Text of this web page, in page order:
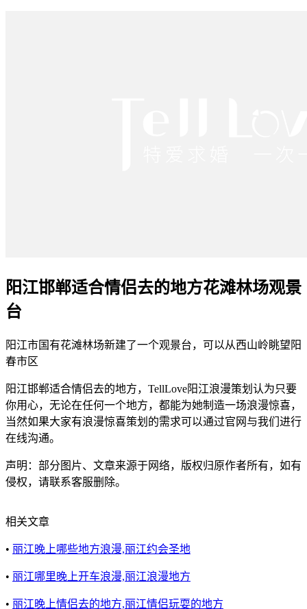
阳江邯郸适合情侣去的地方花滩林场观景
台
阳江市国有花滩林场新建了一个观景台，可以从西山岭眺望阳
春市区
阳江邯郸适合情侣去的地方，TellLove阳江浪漫策划认为只要
你用心，无论在任何一个地方，都能为她制造一场浪漫惊喜，
当然如果大家有浪漫惊喜策划的需求可以通过官网与我们进行
在线沟通。
声明：部分图片、文章来源于网络，版权归原作者所有，如有
侵权，请联系客服删除。
相关文章
• 丽江晚上哪些地方浪漫,丽江约会圣地
• 丽江哪里晚上开车浪漫,丽江浪漫地方
• 丽江晚上情侣去的地方,丽江情侣玩耍的地方